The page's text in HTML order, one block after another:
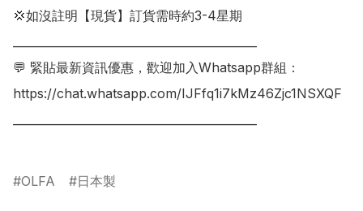
💢如沒註明【現貨】訂貨需時約3-4星期
💬 緊貼最新資訊優惠，歡迎加入Whatsapp群組：
https://chat.whatsapp.com/IJFfq1i7kMz46Zjc1NSXQF
OLFA 日本製